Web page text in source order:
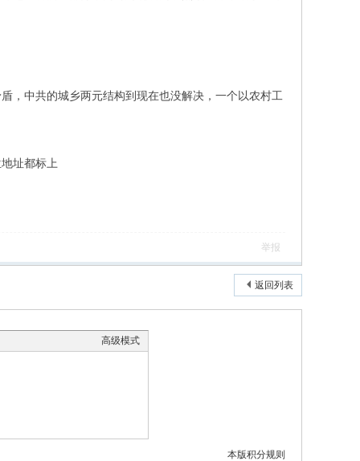
，中共的城乡两元结构到现在也没解决，一个以农村工
址都标上
举报
返回列表
高级模式
本版积分规则